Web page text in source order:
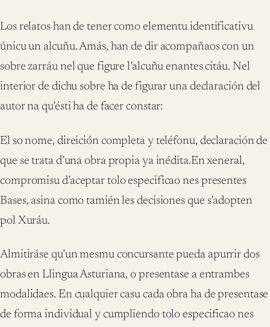
Los relatos han de tener como elementu identificativu
únicu un alcuñu. Amás, han de dir acompañaos con un
sobre zarráu nel que figure l’alcuñu enantes citáu. Nel
interior de dichu sobre ha de figurar una declaración del
autor na qu’ésti ha de facer constar:
El so nome, direición completa y teléfonu, declaración de
que se trata d’una obra propia ya inédita.En xeneral,
compromisu d’aceptar tolo especificao nes presentes
Bases, asina como tamién les decisiones que s’adopten
pol Xuráu.
Almitiráse qu’un mesmu concursante pueda apurrir dos
obras en Llingua Asturiana, o presentase a entrambes
modalidaes. En cualquier casu cada obra ha de presentase
de forma individual y cumpliendo tolo especificao nes